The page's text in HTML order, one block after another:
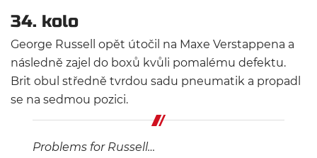
34. kolo
George Russell opět útočil na Maxe Verstappena a
následně zajel do boxů kvůli pomalému defektu.
Brit obul středně tvrdou sadu pneumatik a propadl
se na sedmou pozici.
Problems for Russell…